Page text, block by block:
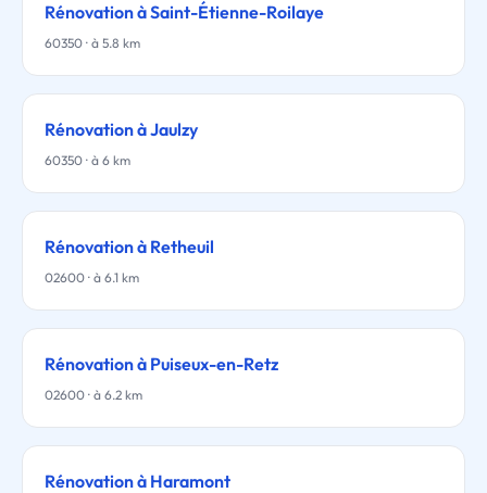
Rénovation à Saint-Étienne-Roilaye
60350 · à 5.8 km
Rénovation à Jaulzy
60350 · à 6 km
Rénovation à Retheuil
02600 · à 6.1 km
Rénovation à Puiseux-en-Retz
02600 · à 6.2 km
Rénovation à Haramont